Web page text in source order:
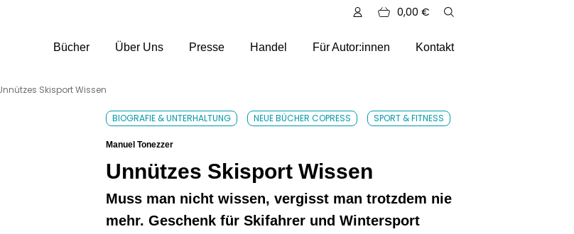
0,00 €
Bücher Über Uns Presse Handel Für Autor:innen Kontakt
Skisport Wissen
BIOGRAFIE & UNTERHALTUNG NEUE BÜCHER COPRESS SPORT & FITNESS
Manuel Tonezzer
Unnützes Skisport Wissen
Muss man nicht wissen, vergisst man trotzdem nie
mehr. Geschenk für Skifahrer und Wintersport